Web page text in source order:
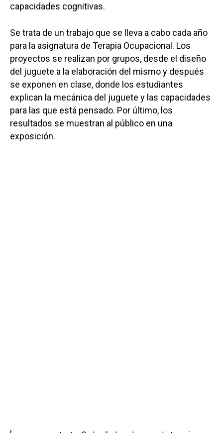
capacidades cognitivas.
Se trata de un trabajo que se lleva a cabo cada año
para la asignatura de Terapia Ocupacional. Los
proyectos se realizan por grupos, desde el diseño
del juguete a la elaboración del mismo y después
se exponen en clase, donde los estudiantes
explican la mecánica del juguete y las capacidades
para las que está pensado. Por último, los
resultados se muestran al público en una
exposición.